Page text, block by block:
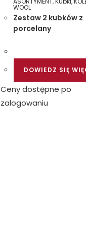
WOOL
Zestaw 2 kubków z
porcelany
DOWIEDZ SIĘ
Ceny dostępne po
zalogowaniu